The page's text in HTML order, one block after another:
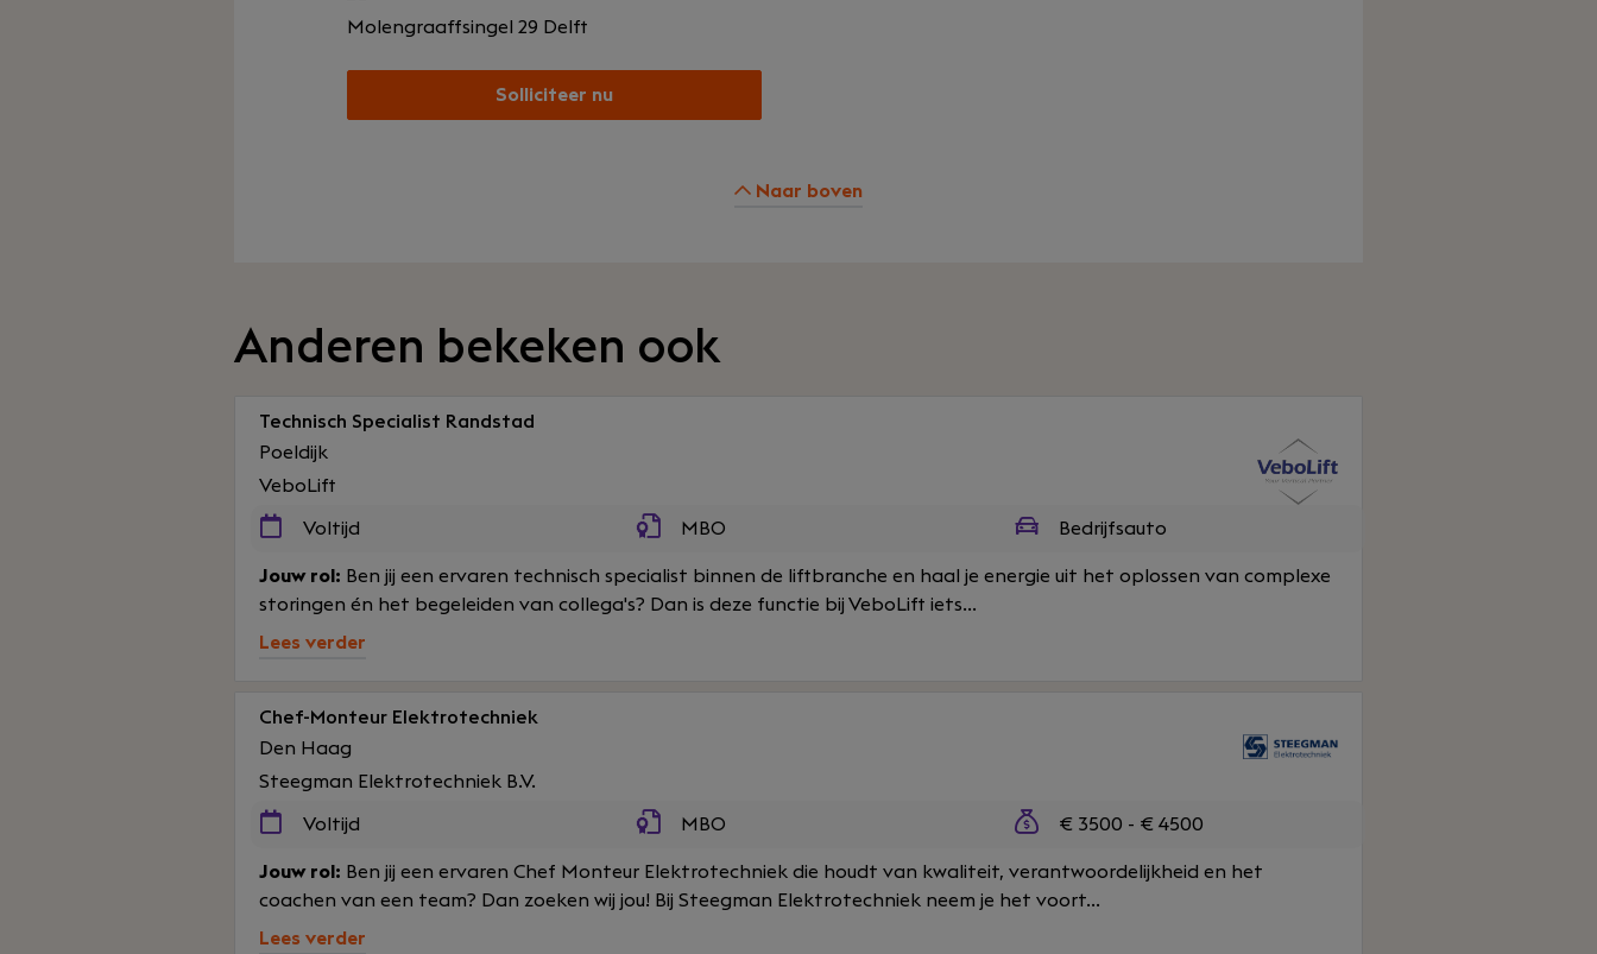
Molengraaffsingel 29 Delft
Solliciteer nu
Naar boven
Anderen bekeken ook
Technisch Specialist Randstad
Poeldijk
VeboLift
Voltijd MBO Bedrijfsauto
Jouw rol: Ben jij een ervaren technisch specialist binnen de liftbranche en haal je energie uit het oplossen van complexe
storingen én het begeleiden van collega's? Dan is deze functie bij VeboLift iets...
Lees verder
Chef-Monteur Elektrotechniek
Den Haag
Steegman Elektrotechniek B.V.
Voltijd MBO € 3500 - € 4500
Jouw rol: Ben jij een ervaren Chef Monteur Elektrotechniek die houdt van kwaliteit, verantwoordelijkheid en het
coachen van een team? Dan zoeken wij jou! Bij Steegman Elektrotechniek neem je het voort...
Lees verder